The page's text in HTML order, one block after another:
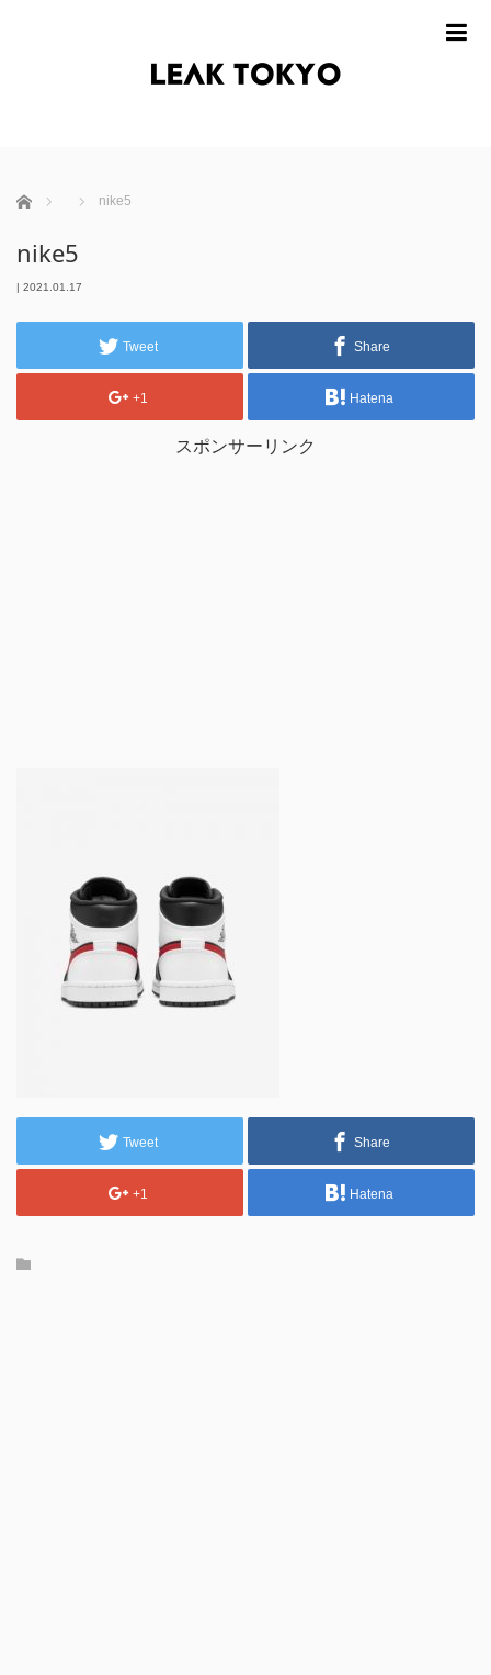
ホーム nike5
nike5
| 2021.01.17
Tweet Share
+1 Hatena
スポンサーリンク
Tweet Share
+1 Hatena